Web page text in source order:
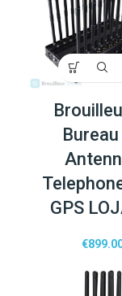
GPS
€